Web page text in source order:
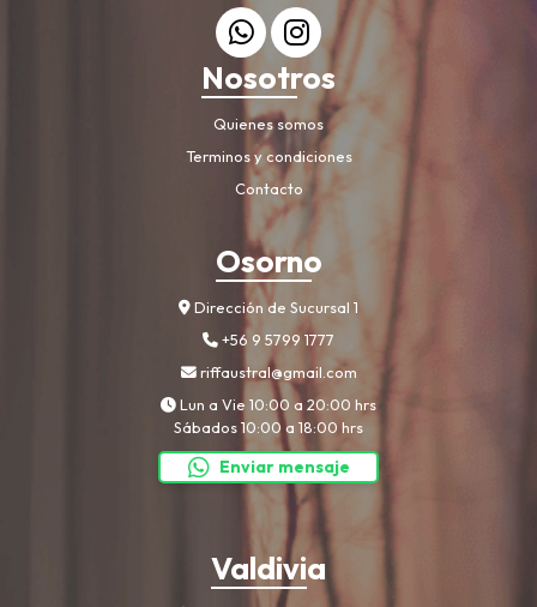
Nosotros
Quienes somos
Terminos y condiciones
Contacto
Osorno
Dirección de Sucursal 1
+56 9 5799 1777
riffaustral@gmail.com
Lun a Vie 10:00 a 20:00 hrs
Sábados 10:00 a 18:00 hrs
Enviar mensaje
Valdivia